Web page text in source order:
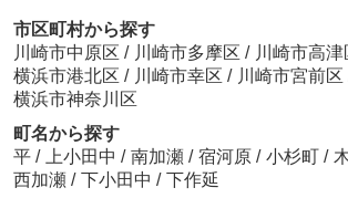
市区町村から探す
川崎市中原区 / 川崎市多摩区 / 川崎市高津
横浜市港北区 / 川崎市幸区 / 川崎市宮前区
横浜市神奈川区
町名から探す
平 / 上小田中 / 南加瀬 / 宿河原 / 小杉町 /
西加瀬 / 下小田中 / 下作延